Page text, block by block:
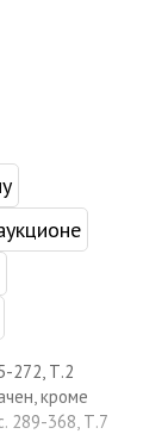
272, Т.2
кроме
289-368, Т.7